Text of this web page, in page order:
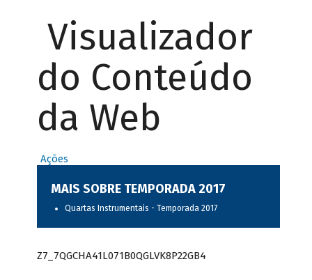
Visualizador
do Conteúdo
da Web
Ações
MAIS SOBRE TEMPORADA 2017
Quartas Instrumentais - Temporada 2017
Z7_7QGCHA41L071B0QGLVK8P22GB4